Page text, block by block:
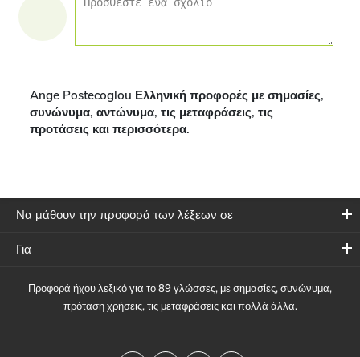
Ange Postecoglou Ελληνική προφορές με σημασίες,
συνώνυμα, αντώνυμα, τις μεταφράσεις, τις
προτάσεις και περισσότερα.
Να μάθουν την προφορά των λέξεων σε
Για
Προφορά ήχου λεξικό για το 89 γλώσσες, με σημασίες, συνώνυμα,
πρόταση χρήσεις, τις μεταφράσεις και πολλά άλλα.